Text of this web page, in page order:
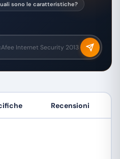
sono le caratteristiche?
Recensioni